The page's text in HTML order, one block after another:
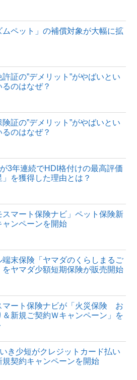
ムペット」の補償対象が大幅に拡
許証の”デメリット”がやばいとい
るのはなぜ？
険証の”デメリット”がやばいとい
るのはなぜ？
3年連続でHDI格付けの最高評価
」を獲得した理由とは？
スマート保険ナビ」ペット保険新
ャンペーンを開始
端末保険「ヤマダのくらしまるご
をヤマダ少額短期保険が販売開始
マート保険ナビが「火災保険 お
＆新規ご契約Ｗキャンペーン」を
き少短がクレジットカード払い
規契約キャンペーンを開始